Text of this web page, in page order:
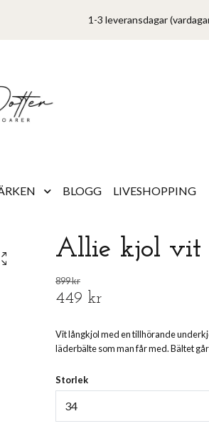
1-3 leveransdagar
BLOGG LIVESHOPPING
Allie kjol vit
899 kr
449 kr
Vit långkjol med en tillhörande
läderbälte som man får med. Bältet
Storlek
34